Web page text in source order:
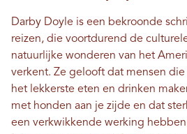
Darby Doyle is een bekroonde
reizen, die voortdurend de
natuurlijke wonderen van het
verkent. Ze gelooft dat mensen
het lekkerste eten en drinken
met honden aan je zijde en dat
een verkwikkende werking